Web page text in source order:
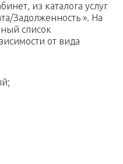
из каталога услуг
Задолженность ». На
список
от вида